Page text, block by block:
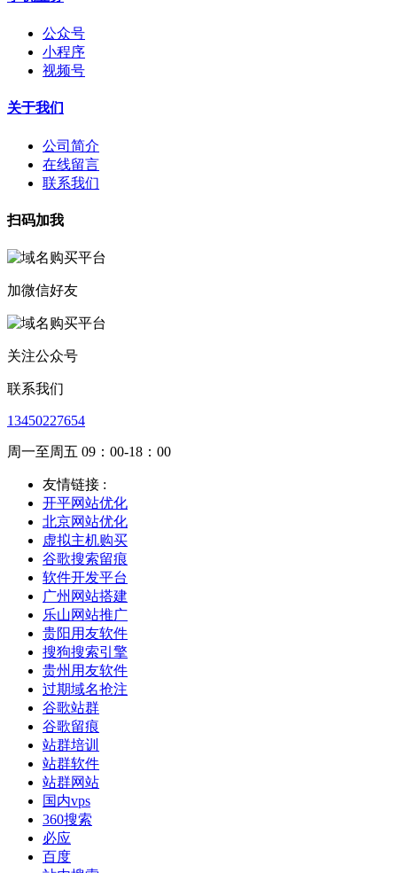
公众号
小程序
视频号
关于我们
公司简介
在线留言
联系我们
扫码加我
加微信好友
关注公众号
联系我们
13450227654
周一至周五 09：00-18：00
友情链接 :
开平网站优化
北京网站优化
虚拟主机购买
谷歌搜索留痕
软件开发平台
广州网站搭建
乐山网站推广
贵阳用友软件
搜狗搜索引擎
贵州用友软件
过期域名抢注
谷歌站群
谷歌留痕
站群培训
站群软件
站群网站
国内vps
360搜索
必应
百度